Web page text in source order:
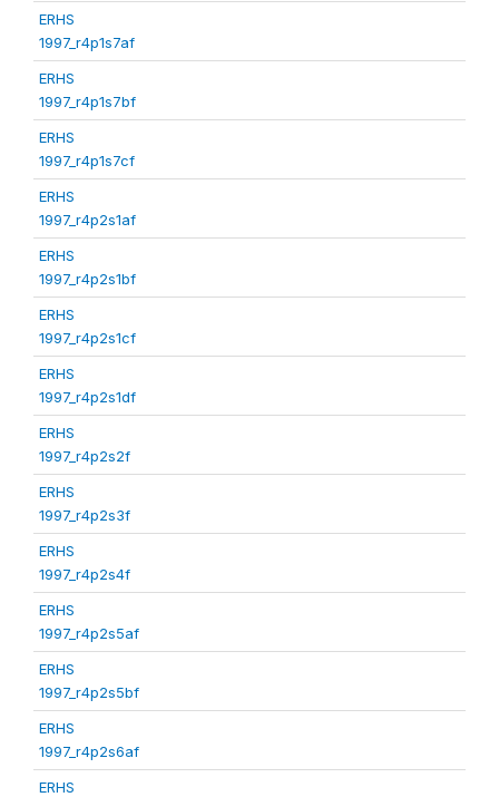
ERHS
1997_r4p1s7af
ERHS
1997_r4p1s7bf
ERHS
1997_r4p1s7cf
ERHS
1997_r4p2s1af
ERHS
1997_r4p2s1bf
ERHS
1997_r4p2s1cf
ERHS
1997_r4p2s1df
ERHS
1997_r4p2s2f
ERHS
1997_r4p2s3f
ERHS
1997_r4p2s4f
ERHS
1997_r4p2s5af
ERHS
1997_r4p2s5bf
ERHS
1997_r4p2s6af
ERHS